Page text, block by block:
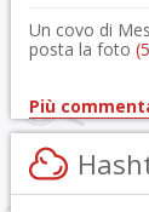
Un covo di
posta la foto
Più